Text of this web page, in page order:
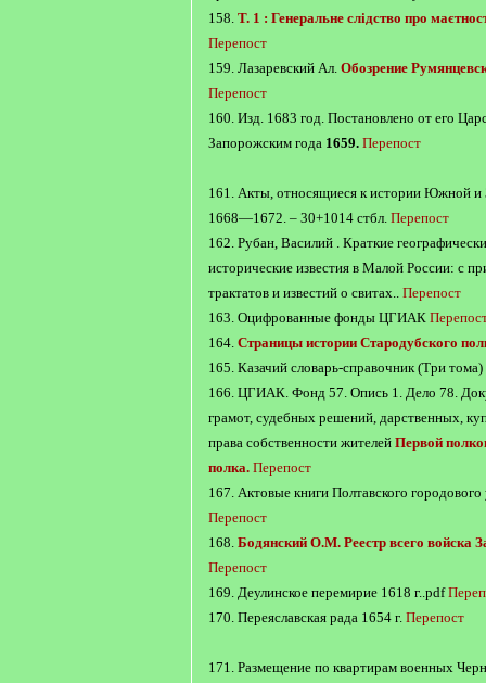
158. Т. 1 : Генеральне слідство про
Перепост
159. Лазаревский Ал. Обозрение
Перепост
160. Изд. 1683 год. Постановлено от его
Запорожским года 1659. Перепост
161. Акты, относящиеся к истории Южной и
1668—1672. – 30+1014 стбл. Перепост
162. Рубан, Василий . Краткие
исторические известия в Малой России: с
трактатов и известий о свитах.. Перепост
163. Оцифрованные фонды ЦГИАК
164. Страницы истории Стародубского
165. Казачий словарь-справочник (Три тома)
166. ЦГИАК. Фонд 57. Опись 1. Дело 78.
грамот, судебных решений, дарственных,
права собственности жителей Первой
полка. Перепост
167. Актовые книги Полтавского
Перепост
168. Бодянский О.М. Реестр всего войска
Перепост
169. Деулинское перемирие 1618 г..pdf
170. Переяславская рада 1654 г. Перепост
171. Размещение по квартирам военных